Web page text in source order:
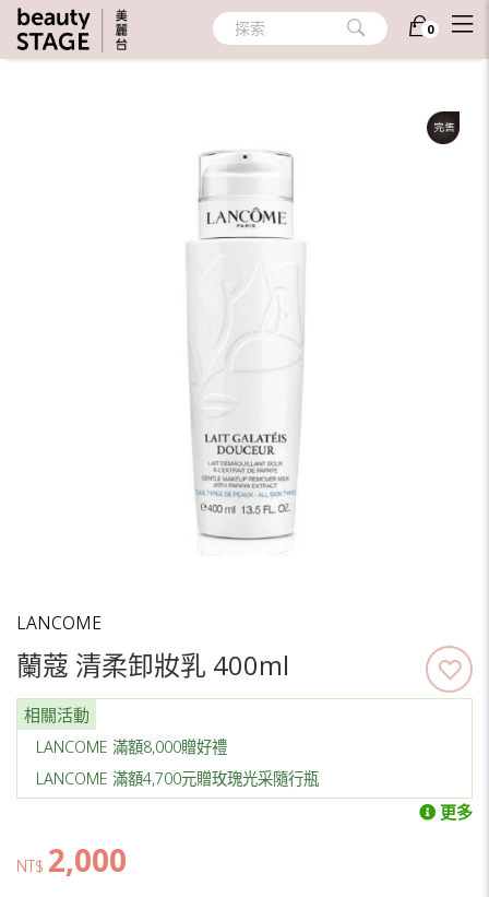
探索 0
首頁/ 護膚 卸妝乳/霜/膠/卸妝棉片/卸妝巾
LANCOME
蘭蔻 清柔卸妝乳 400ml
相關活動
LANCOME 滿額8,000贈好禮
LANCOME 滿額4,700元贈玫瑰光采隨行瓶
更多
NT$ 2,000